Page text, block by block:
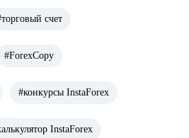
счет
#ForexCopy
#конкурсы InstaForex
InstaForex